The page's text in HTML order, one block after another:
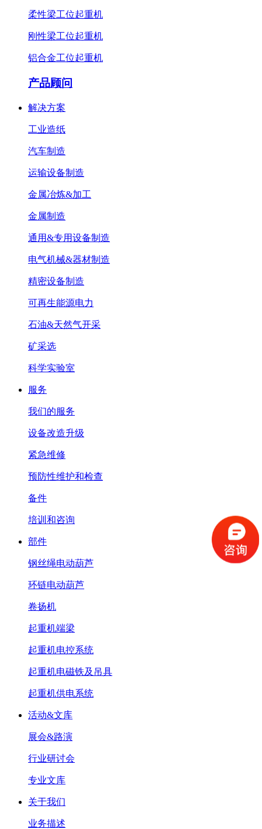
柔性梁工位起重机
刚性梁工位起重机
铝合金工位起重机
产品顾问
解决方案
工业造纸
汽车制造
运输设备制造
金属冶炼&加工
金属制造
通用&专用设备制造
电气机械&器材制造
精密设备制造
可再生能源电力
石油&天然气开采
矿采选
科学实验室
服务
我们的服务
设备改造升级
紧急维修
预防性维护和检查
备件
培训和咨询
部件
钢丝绳电动葫芦
环链电动葫芦
卷扬机
起重机端梁
起重机电控系统
起重机电磁铁及吊具
起重机供电系统
活动&文库
展会&路演
行业研讨会
专业文库
关于我们
业务描述